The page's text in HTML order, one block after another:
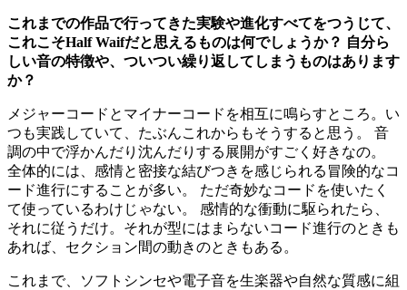
これまでの作品で行ってきた実験や進化すべてをつうじて、
これこそHalf Waifだと思えるものは何でしょうか？ 自分ら
しい音の特徴や、ついつい繰り返してしまうものはあります
か？
メジャーコードとマイナーコードを相互に鳴らすところ。い
つも実践していて、たぶんこれからもそうすると思う。 音
調の中で浮かんだり沈んだりする展開がすごく好きなの。
全体的には、感情と密接な結びつきを感じられる冒険的なコ
ード進行にすることが多い。 ただ奇妙なコードを使いたく
て使っているわけじゃない。 感情的な衝動に駆られたら、
それに従うだけ。それが型にはまらないコード進行のときも
あれば、セクション間の動きのときもある。
これまで、ソフトシンセや電子音を生楽器や自然な質感に組